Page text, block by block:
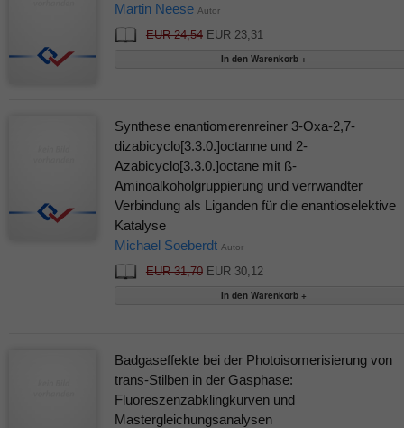
Martin Neese Autor
EUR 24,54EUR 23,31
Synthese enantiomerenreiner 3-Oxa-2,7-
dizabicyclo[3.3.0.]octanne und 2-
Azabicyclo[3.3.0.]octane mit ß-
Aminoalkoholgruppierung und verrwandter
Verbindung als Liganden für die enantioselektive
Katalyse
Michael Soeberdt Autor
EUR 31,70EUR 30,12
Badgaseffekte bei der Photoisomerisierung von
trans-Stilben in der Gasphase:
Fluoreszenzabklingkurven und
Mastergleichungsanalysen